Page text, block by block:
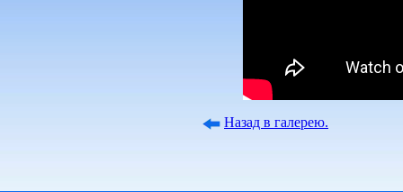
Назад в галерею.